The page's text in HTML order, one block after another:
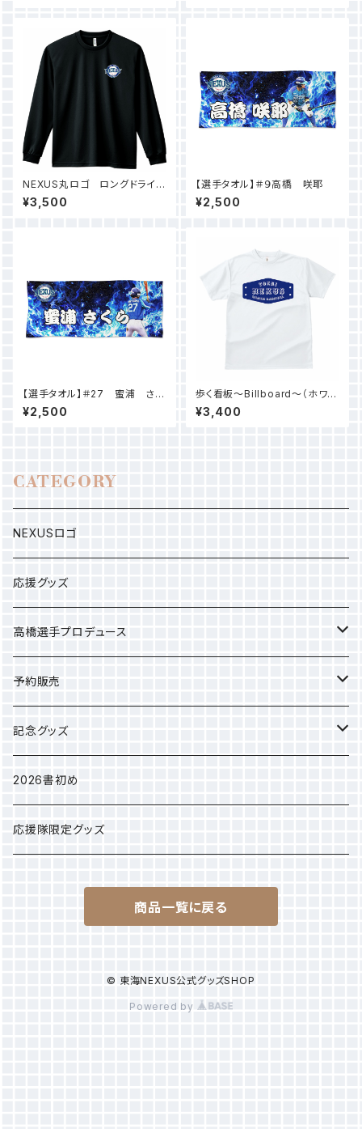
NEXUS丸ロゴ ロングドライT
シャツ（ブラック）
¥3,500
【選手タオル】＃９高橋 咲耶
¥2,500
【選手タオル】＃27 蜜浦 さく
ら
¥2,500
歩く看板〜Billboard〜（ホワイ
ト）
¥3,400
CATEGORY
NEXUSロゴ
応援グッズ
高橋選手プロデュース
選手タオル
応援グッズ
アパレル
選手別Sサイズ巾着
予約販売
カレンダー
記念グッズ
2025年クラブ選手権
2026書初め
応援隊限定グッズ
商品一覧に戻る
© 東海NEXUS公式グッズSHOP
Powered by